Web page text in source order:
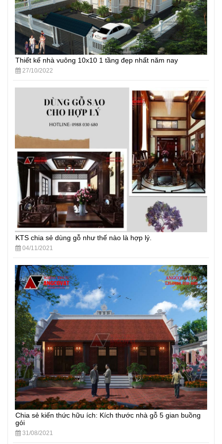
Thiết kế nhà vuông 10x10 1 tầng đẹp nhất năm nay
27/10/2022
KTS chia sẻ dùng gỗ như thế nào là hợp lý.
04/11/2021
Chia sẻ kiến thức hữu ích: Kích thước nhà gỗ 5 gian buồng
gói
31/08/2021